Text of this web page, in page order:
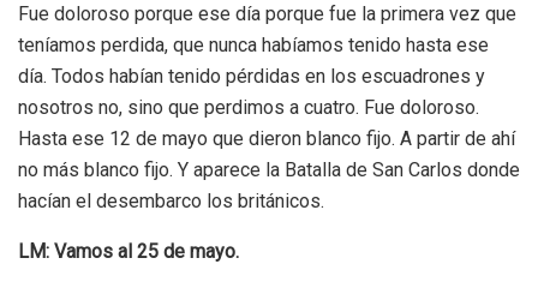
Fue doloroso porque ese día porque fue la primera vez que
teníamos perdida, que nunca habíamos tenido hasta ese
día. Todos habían tenido pérdidas en los escuadrones y
nosotros no, sino que perdimos a cuatro. Fue doloroso.
Hasta ese 12 de mayo que dieron blanco fijo. A partir de ahí
no más blanco fijo. Y aparece la Batalla de San Carlos donde
hacían el desembarco los británicos.
LM: Vamos al 25 de mayo.